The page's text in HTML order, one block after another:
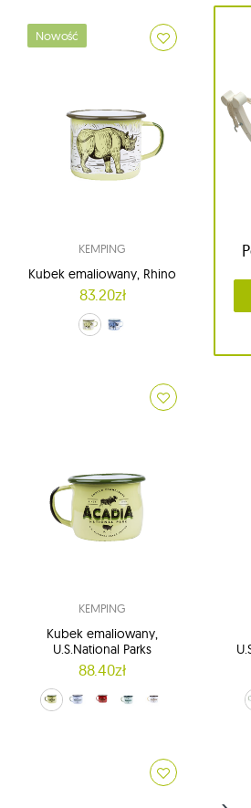
Nowość
KEMPING
Kubek emaliowany, Rhino
83.20zł
zielony (Pastel Green)
niebieski (Sky Blue)
KEMPING
Kubek emaliowany,
U.S.National Parks
88.40zł
zielony (Acadia)
niebieski (Everglades)
Czerwony (Grand Canyon)
zielony groszek (Olympic)
ecru (Yellowstone)zielony